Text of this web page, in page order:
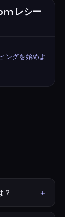
レシー
ングを始めよ
？ +
」を押し、